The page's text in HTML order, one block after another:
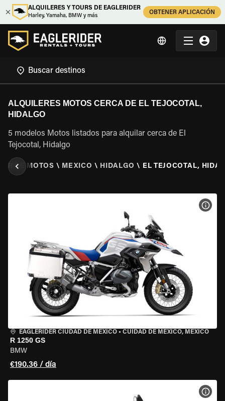
ALQUILERES Y TOURS DE EAGLERIDER
Harley, Yamaha, BMW y más
OBTENER APLICACIÓN
ALQUILERES MOTOS CERCA DE EL TEJOCOTAL,
HIDALGO
5 modelos Motos listados para alquilar cerca de El
Tejocotal, Hidalgo
DE MOTOS \ MEXICO \ HIDALGO \ EL TEJOCOTAL,
EAGLERIDER CIUDAD DE MÉXICO • CUIDAD DE MEXICO, MEXICO
R 1250 GS
BMW
€190.36 / día
VER
VER